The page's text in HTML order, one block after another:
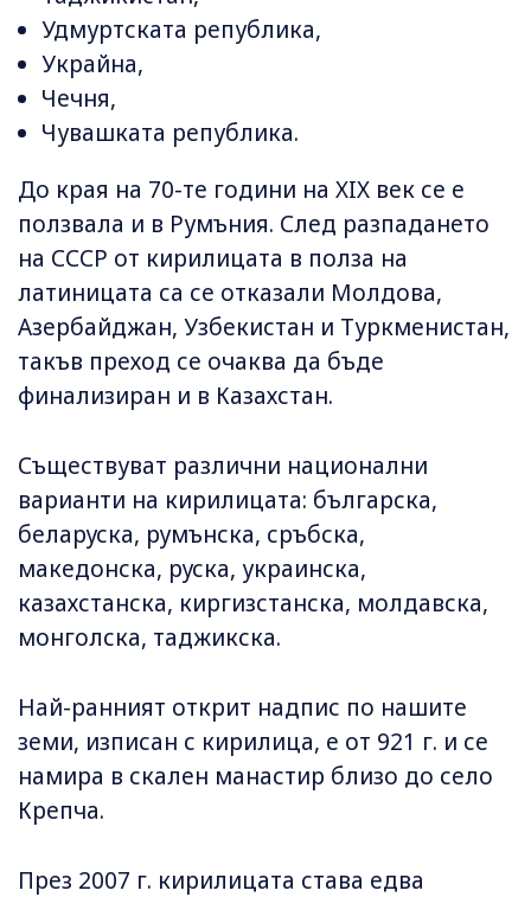
Удмуртската република,
Украйна,
Чечня,
Чувашката република.
До края на 70-те години на ХIХ век се е
ползвала и в Румъния. След разпадането
на СССР от кирилицата в полза на
латиницата са се отказали Молдова,
Азербайджан, Узбекистан и Туркменистан,
такъв преход се очаква да бъде
финализиран и в Казахстан.
Съществуват различни национални
варианти на кирилицата: българска,
беларуска, румънска, сръбска,
македонска, руска, украинска,
казахстанска, киргизстанска, молдавска,
монголска, таджикска.
Най-ранният открит надпис по нашите
земи, изписан с кирилица, е от 921 г. и се
намира в скален манастир близо до село
Крепча.
През 2007 г. кирилицата става едва